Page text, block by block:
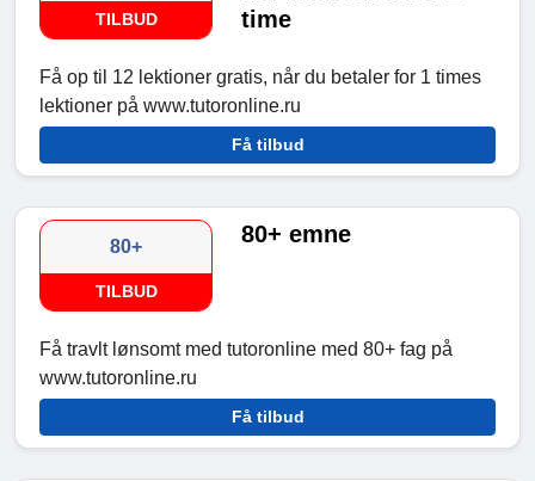
TILBUD
time
Få op til 12 lektioner gratis, når du betaler for 1 times
lektioner på www.tutoronline.ru
Få tilbud
80+
TILBUD
80+ emne
Få travlt lønsomt med tutoronline med 80+ fag på
www.tutoronline.ru
Få tilbud